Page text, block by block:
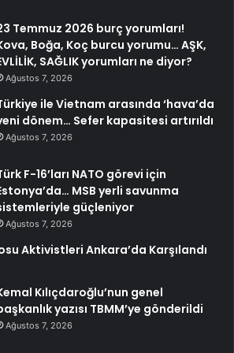
Temmuz 2026 burç yorumları!
Boğa, Koç burcu yorumu… AŞK,
SAĞLIK yorumları ne diyor?
Ağustos 7, 2026
ile Vietnam arasında ‘hava’da
dönem… Sefer kapasitesi artırıldı
Ağustos 7, 2026
F-16’ları NATO görevi için
MSB yerli savunma
güçleniyor
Ağustos 7, 2026
Aktivistleri Ankara’da Karşılandı
Kılıçdaroğlu’nun genel
yazısı TBMM’ye gönderildi
Ağustos 7, 2026